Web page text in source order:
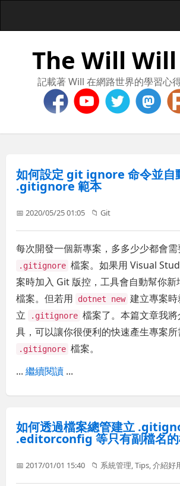
The Will
記載著 Will 在網路世界的學習心
如何設定 git ignore 命令並自
.gitignore 範本
📅 2020/05/25 01:05 📁Git
每次開發一個新專案，多多少少都會需
.gitignore 檔案。如果用 Visual
案時加入 Git 版控，工具會自動幫你新
檔案。但若用 dotnet new 建立專案
立
.gitignore 檔案了。本篇文章我
具，可以讓你很便利的快速產生專案所
.gitignore 檔案。
...繼續閱讀 ...
如何透過檔案總管建立
.editorconfig 等只有副檔名
📅 2017/01/01 15:40 📁 系統管理,Tips,介紹好